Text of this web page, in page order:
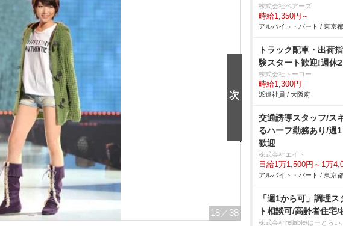
18 ／38
株式会社ベアーズ
時給1,350円～
アルバイト・パート / 東京都
トラック配車・出荷
験スタート歓迎!週休
株式会社トーコー
時給1,300円
派遣社員 / 大阪府
交通誘導スタッフ/ス
るハーフ勤務あり/週
歓迎
株式会社エイト
日給1万1,500円～1万
アルバイト・パート / 東京都
「週1から可」調理
ト相談可/高齢者住宅
株式会社reliable/はーとらい